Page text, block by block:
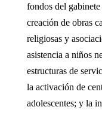
fondos del
creación de obras
religiosas y
asistencia a niños
estructuras de
la activación de
adolescentes; y la